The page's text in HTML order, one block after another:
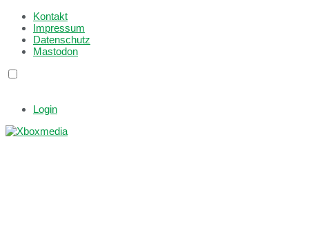
Kontakt
Impressum
Datenschutz
Mastodon
Login